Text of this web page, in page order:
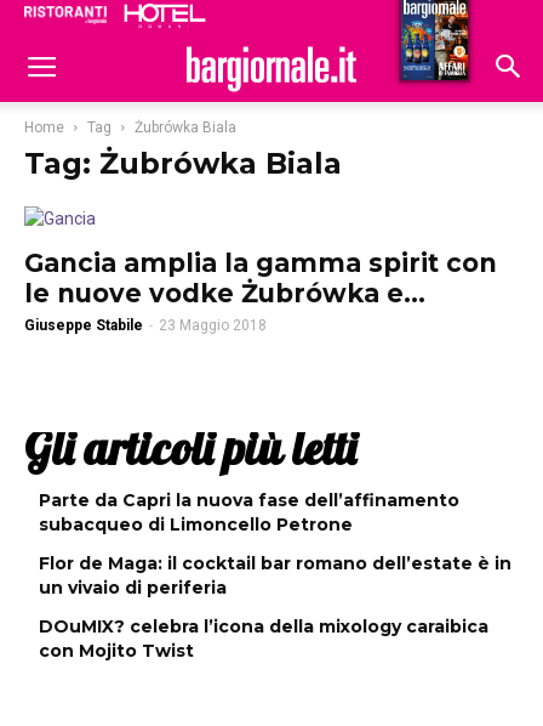
Hoteldomani
Home Tag Żubrówka Biala
Tag: Żubrówka Biala
Gancia amplia la gamma spirit con
le nuove vodke Żubrówka e...
Giuseppe Stabile - 23 Maggio 2018
Gli articoli più letti
Parte da Capri la nuova fase dell’affinamento
subacqueo di Limoncello Petrone
Flor de Maga: il cocktail bar romano dell’estate è in
un vivaio di periferia
DOuMIX? celebra l’icona della mixology caraibica
con Mojito Twist